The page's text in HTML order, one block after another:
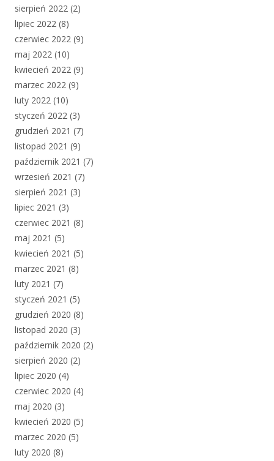
sierpień 2022 (2)
lipiec 2022 (8)
czerwiec 2022 (9)
maj 2022 (10)
kwiecień 2022 (9)
marzec 2022 (9)
luty 2022 (10)
styczeń 2022 (3)
grudzień 2021 (7)
listopad 2021 (9)
październik 2021 (7)
wrzesień 2021 (7)
sierpień 2021 (3)
lipiec 2021 (3)
czerwiec 2021 (8)
maj 2021 (5)
kwiecień 2021 (5)
marzec 2021 (8)
luty 2021 (7)
styczeń 2021 (5)
grudzień 2020 (8)
listopad 2020 (3)
październik 2020 (2)
sierpień 2020 (2)
lipiec 2020 (4)
czerwiec 2020 (4)
maj 2020 (3)
kwiecień 2020 (5)
marzec 2020 (5)
luty 2020 (8)